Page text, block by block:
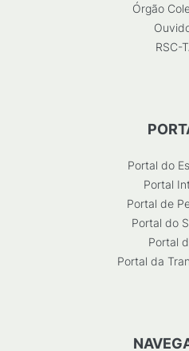
Órgão
RSC-
Portal do
Portal
Portal de
Portal do
Portal
Portal da